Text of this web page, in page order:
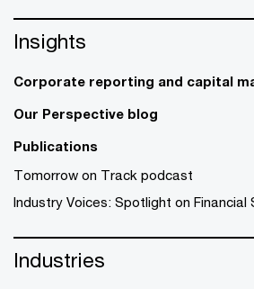
Insights
Corporate reporting and capital
Our Perspective blog
Publications
Tomorrow on Track podcast
Industry Voices: Spotlight on Financial
Industries